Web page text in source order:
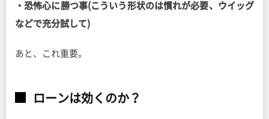
・恐怖心に勝つ事(こういう形状のは慣れが必要、ウイッグ
などで充分試して)
あと、これ重要。
ローンは効くのか？